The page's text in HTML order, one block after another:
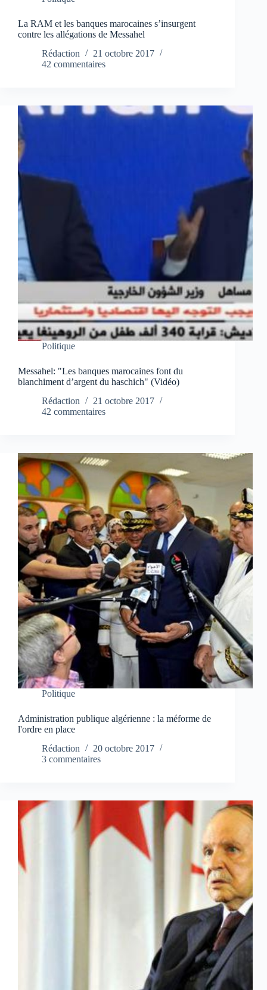
La RAM et les banques marocaines s’insurgent
contre les allégations de Messahel
Rédaction
21 octobre 2017
42 commentaires
Politique
Messahel: "Les banques marocaines font du
blanchiment d’argent du haschich" (Vidéo)
Rédaction
21 octobre 2017
42 commentaires
Politique
Administration publique algérienne : la méforme de
l'ordre en place
Rédaction
20 octobre 2017
3 commentaires